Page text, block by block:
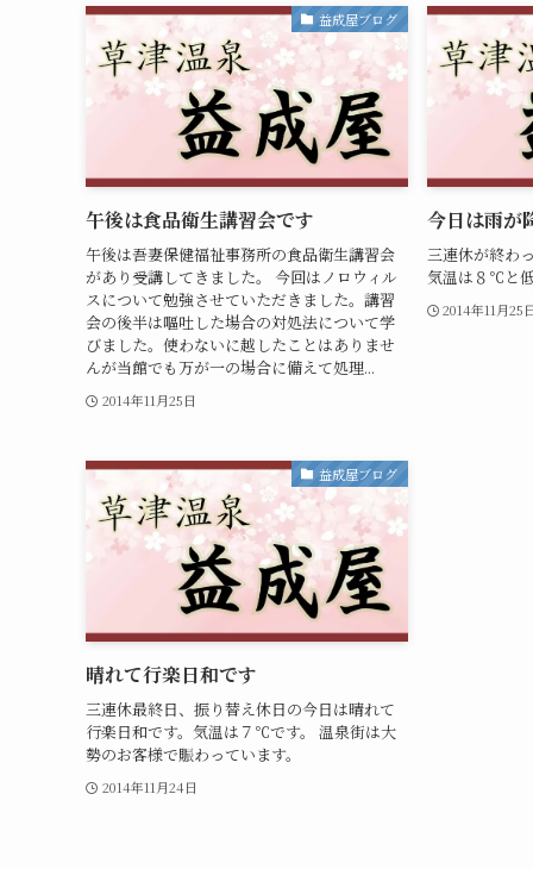
益成屋ブログ
午後は食品衛生講習会です
午後は吾妻保健福祉事務所の食品衛生講習会
があり受講してきました。 今回はノロウィル
スについて勉強させていただきました。講習
会の後半は嘔吐した場合の対処法について学
びました。使わないに越したことはありませ
んが当館でも万が一の場合に備えて処理...
2014年11月25日
今日は雨が
三連休が終わ
気温は８℃と
2014年11月25
益成屋ブログ
晴れて行楽日和です
三連休最終日、振り替え休日の今日は晴れて
行楽日和です。気温は７℃です。 温泉街は大
勢のお客様で賑わっています。
2014年11月24日